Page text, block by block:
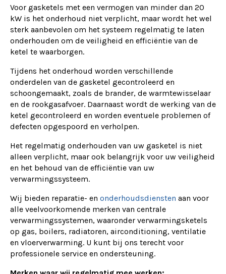
Voor gasketels met een vermogen van minder dan 20
kW is het onderhoud niet verplicht, maar wordt het wel
sterk aanbevolen om het systeem regelmatig te laten
onderhouden om de veiligheid en efficiëntie van de
ketel te waarborgen.
Tijdens het onderhoud worden verschillende
onderdelen van de gasketel gecontroleerd en
schoongemaakt, zoals de brander, de warmtewisselaar
en de rookgasafvoer. Daarnaast wordt de werking van de
ketel gecontroleerd en worden eventuele problemen of
defecten opgespoord en verholpen.
Het regelmatig onderhouden van uw gasketel is niet
alleen verplicht, maar ook belangrijk voor uw veiligheid
en het behoud van de efficiëntie van uw
verwarmingssysteem.
Wij bieden reparatie- en onderhoudsdiensten aan voor
alle veelvoorkomende merken van centrale
verwarmingssystemen, waaronder verwarmingsketels
op gas, boilers, radiatoren, airconditioning, ventilatie
en vloerverwarming. U kunt bij ons terecht voor
professionele service en ondersteuning.